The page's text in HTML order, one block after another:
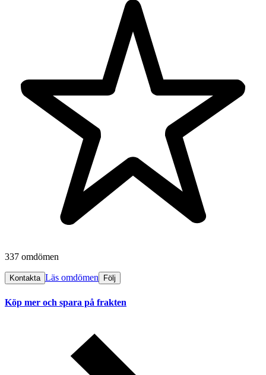
337 omdömen
Kontakta Läs omdömen Följ
Köp mer och spara på frakten